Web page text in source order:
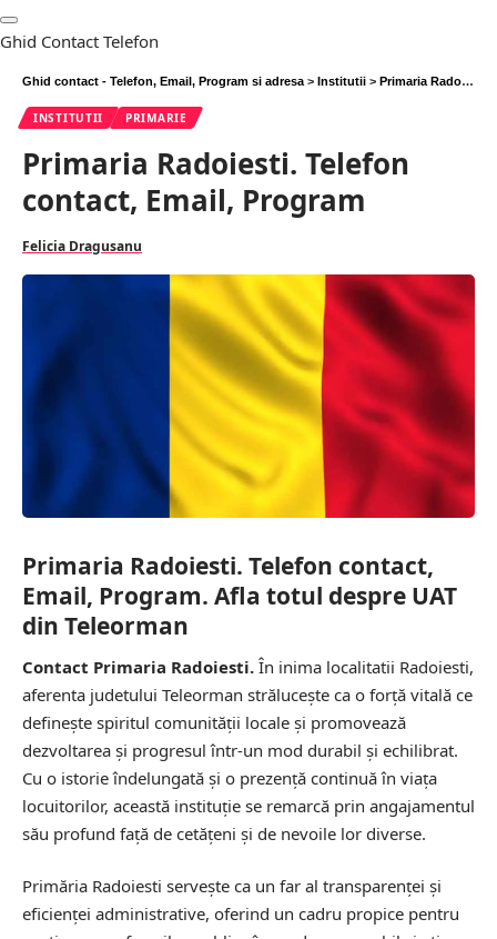
Ghid Contact Telefon
Ghid contact - Telefon, Email, Program si adresa > Institutii > Primaria Radoiesti. Telefon contact, Email, Program
INSTITUTII PRIMARIE
Primaria Radoiesti. Telefon
contact, Email, Program
Felicia Dragusanu
Primaria Radoiesti. Telefon contact,
Email, Program. Afla totul despre UAT
din Teleorman
Contact Primaria Radoiesti. În inima localitatii Radoiesti,
aferenta judetului Teleorman strălucește ca o forță vitală ce
definește spiritul comunității locale și promovează
dezvoltarea și progresul într-un mod durabil și echilibrat.
Cu o istorie îndelungată și o prezență continuă în viața
locuitorilor, această instituție se remarcă prin angajamentul
său profund față de cetățeni și de nevoile lor diverse.
Primăria Radoiesti servește ca un far al transparenței și
eficienței administrative, oferind un cadru propice pentru